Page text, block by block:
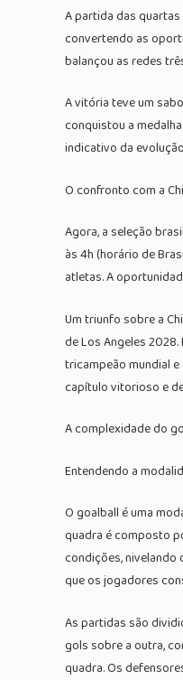
A partida das
convertendo as
balançou as redes
A vitória teve um
conquistou a
indicativo da
O confronto com a
Agora, a seleção
às 4h (horário de
atletas. A
Um triunfo sobre a
de Los Angeles
tricampeão mundial
capítulo vitorioso e
A complexidade do
Entendendo a
O goalball é uma
quadra é composto
condições, nivelando
que os jogadores
As partidas são
gols sobre a outra,
quadra. Os